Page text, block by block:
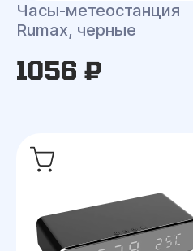
Часы-метеостанция
Rumax, черные
1056 ₽